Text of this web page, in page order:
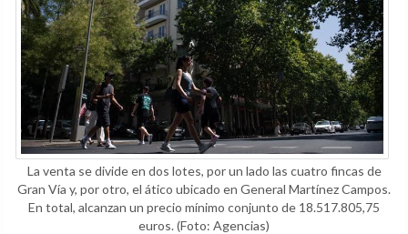
La venta se divide en dos lotes, por un lado las cuatro fincas de
Gran Vía y, por otro, el ático ubicado en General Martínez Campos.
En total, alcanzan un precio mínimo conjunto de 18.517.805,75
euros.(Foto: Agencias)